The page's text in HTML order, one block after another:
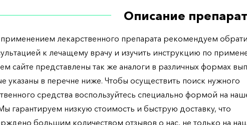
Описание
лекарственного препарата рекомендуем
к лечащему врачу и изучить инструкцию по
сайте представлены так же аналоги в различных формах
указаны в перечне ниже. Чтобы осуществить поиск нужного
средства воспользуйтесь специально формой на
гарантируем низкую стоимость и быструю доставку, что
большим количеством отзывов о нас, не только на